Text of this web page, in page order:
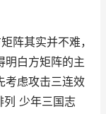
阵其实并不难，
明白方矩阵的主
考虑攻击三连效
列 少年三国志